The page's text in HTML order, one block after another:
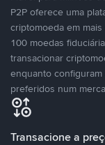
P2P oferece uma
criptomoeda em
100 moedas
transacionar
enquanto
preferidos num
Transacione a